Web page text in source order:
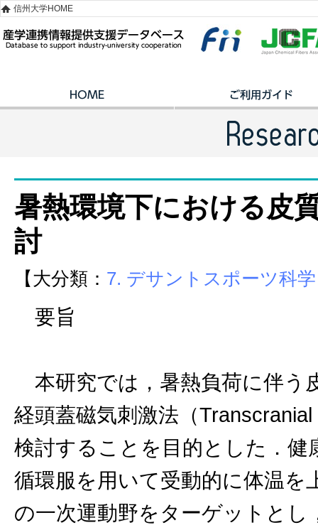
信州大学HOME
暑熱環境下における皮
討
【大分類： 7. デサントスポーツ科学
要旨
本研究では，暑熱負荷に伴う
経頭蓋磁気刺激法（
検討することを目的とした．健
循環服を用いて受動的に体温を
の一次運動野をターゲットとし